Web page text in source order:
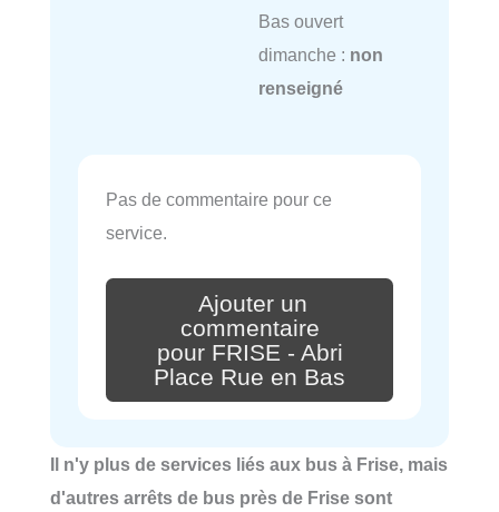
Bas ouvert
dimanche : non
renseigné
Pas de commentaire pour ce
service.
Ajouter un
commentaire
pour FRISE - Abri
Place Rue en Bas
Il n'y plus de services liés aux bus à Frise, mais
d'autres arrêts de bus près de Frise sont